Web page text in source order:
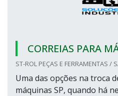
CORREIAS PARA
ST-ROL PEÇAS E FERRAMENTAS /
Uma das opções na troca
máquinas SP, quando há